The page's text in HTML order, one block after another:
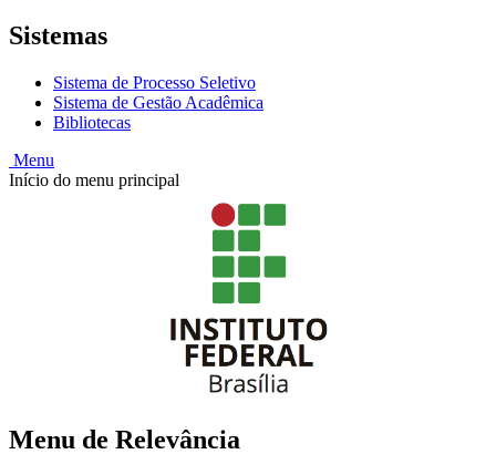
Sistemas
Sistema de Processo Seletivo
Sistema de Gestão Acadêmica
Bibliotecas
Menu
Início do menu principal
Menu de Relevância